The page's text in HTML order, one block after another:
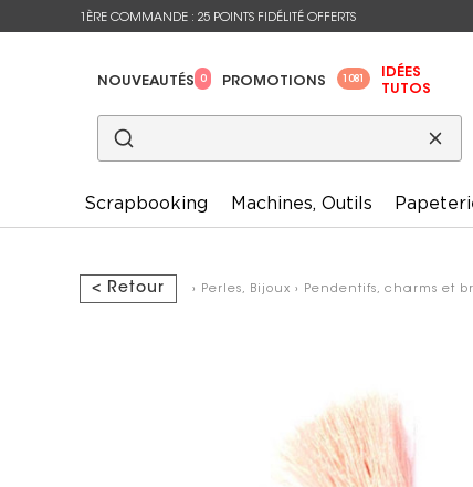
1ÈRE COMMANDE : 25 POINTS FIDÉLITÉ OFFERTS
NOUVEAUTÉS 0 PROMOTIONS 1081
IDÉES
TUTOS
Scrapbooking Machines, Outils
< Retour › Perles, Bijoux › Pendentifs, charms et